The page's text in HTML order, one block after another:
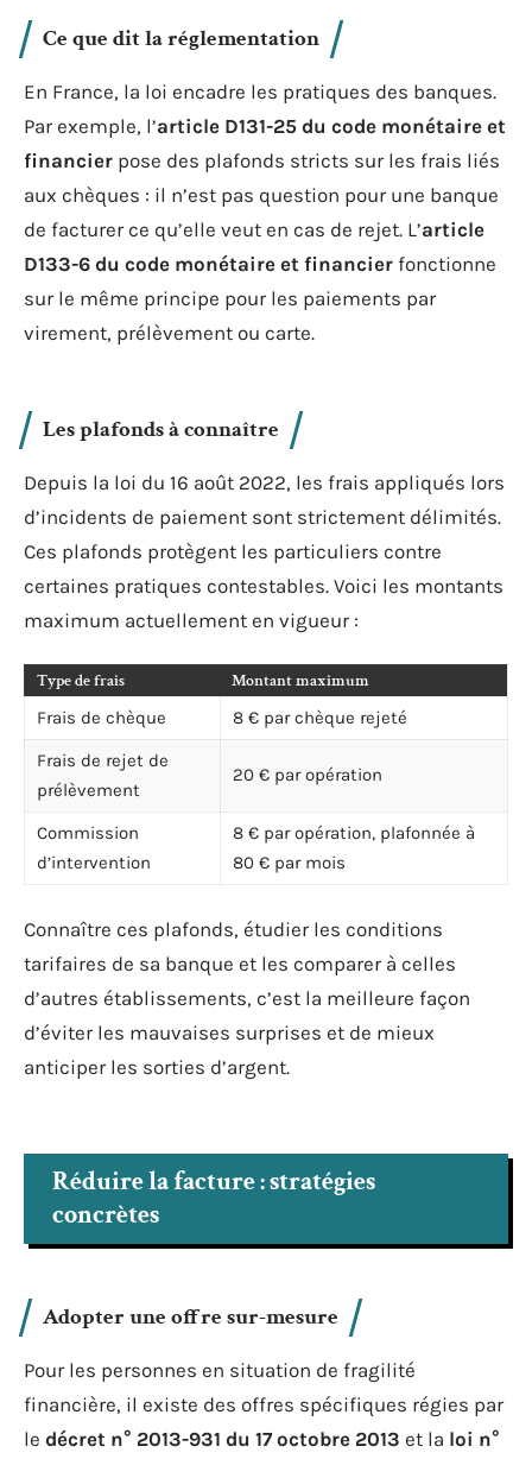
Ce que dit la réglementation
En France, la loi encadre les pratiques des banques.
Par exemple, l’article D131-25 du code monétaire et
financier pose des plafonds stricts sur les frais liés
aux chèques : il n’est pas question pour une banque
de facturer ce qu’elle veut en cas de rejet. L’article
D133-6 du code monétaire et financier fonctionne
sur le même principe pour les paiements par
virement, prélèvement ou carte.
Les plafonds à connaître
Depuis la loi du 16 août 2022, les frais appliqués lors
d’incidents de paiement sont strictement délimités.
Ces plafonds protègent les particuliers contre
certaines pratiques contestables. Voici les montants
maximum actuellement en vigueur :
Type de frais
Montant maximum
Frais de chèque
8 € par chèque rejeté
Frais de rejet de
prélèvement
20 € par opération
Commission
d’intervention
8 € par opération, plafonnée à
80 € par mois
Connaître ces plafonds, étudier les conditions
tarifaires de sa banque et les comparer à celles
d’autres établissements, c’est la meilleure façon
d’éviter les mauvaises surprises et de mieux
anticiper les sorties d’argent.
Réduire la facture : stratégies
concrètes
Adopter une offre sur-mesure
Pour les personnes en situation de fragilité
financière, il existe des offres spécifiques régies par
le décret n° 2013-931 du 17 octobre 2013 et la loi n°